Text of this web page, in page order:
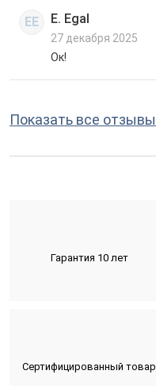
EE E. Egal
27 декабря 2025
Ок!
Показать все отзывы
Гарантия 10 лет
Сертифицированный товар